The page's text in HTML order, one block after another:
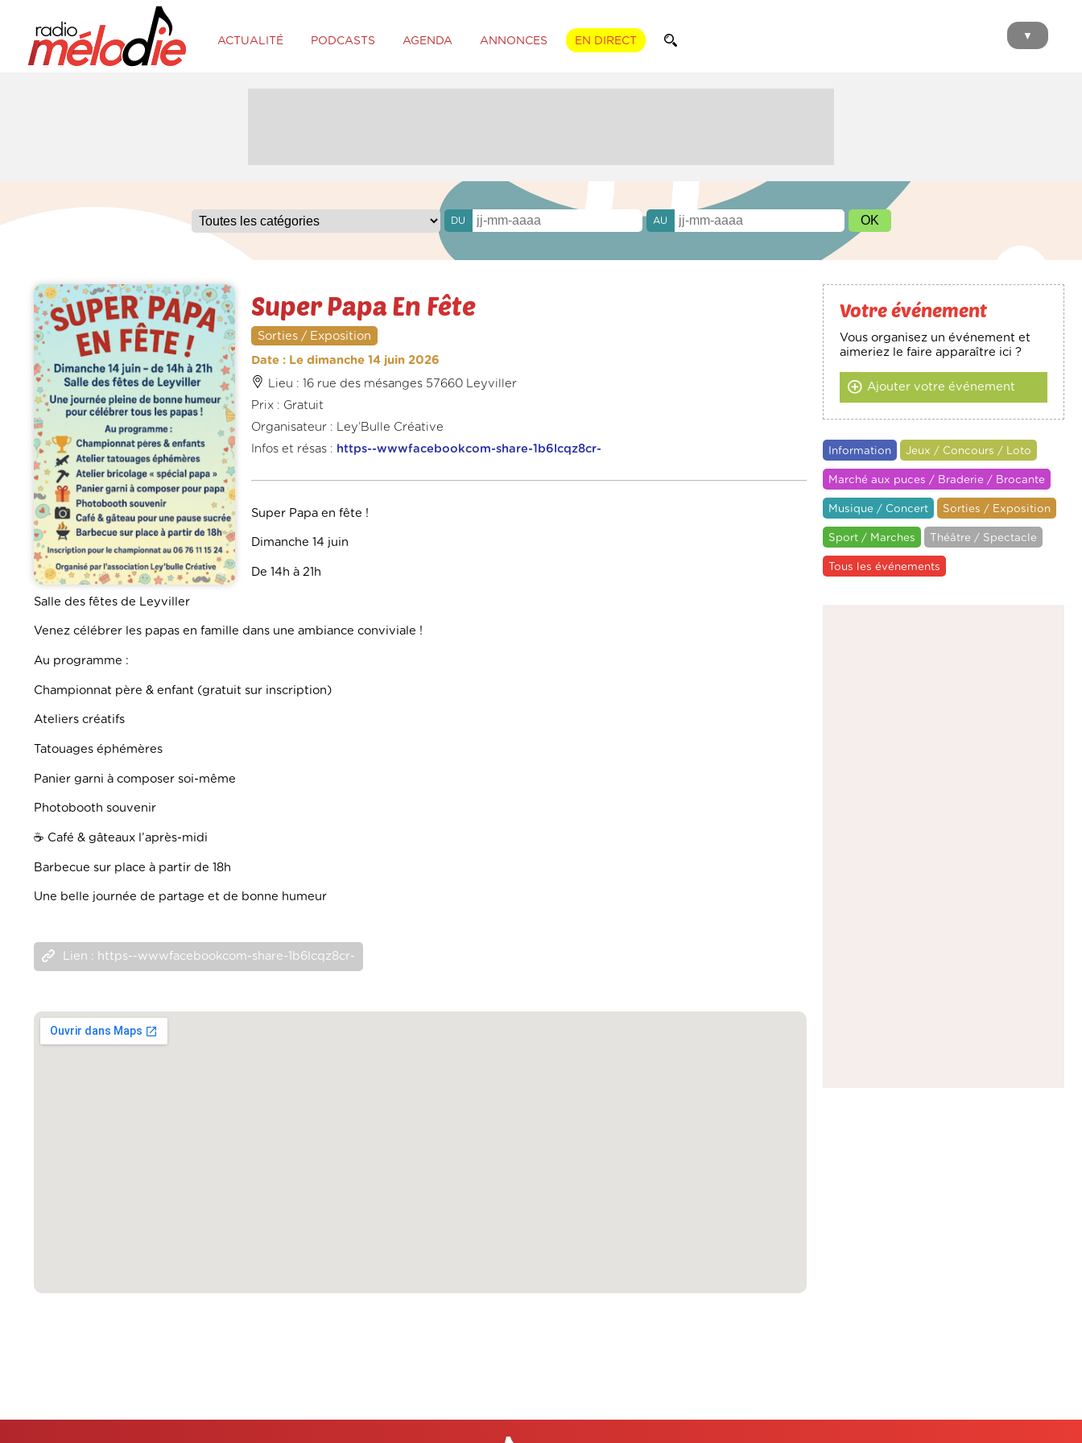
ACTUALITÉ PODCASTS AGENDA ANNONCES EN DIRECT ▼
DU AU
Super Papa En Fête
Sorties / Exposition
Date : Le dimanche 14 juin 2026
Lieu : 16 rue des mésanges 57660 Leyviller
Prix : Gratuit
Organisateur : Ley’Bulle Créative
Infos et résas : https--wwwfacebookcom-share-1b6lcqz8cr-
Super Papa en fête !
Dimanche 14 juin
De 14h à 21h
Salle des fêtes de Leyviller
Venez célébrer les papas en famille dans une ambiance conviviale !
Au programme :
Championnat père & enfant (gratuit sur inscription)
Ateliers créatifs
Tatouages éphémères
Panier garni à composer soi-même
Photobooth souvenir
☕ Café & gâteaux l’après-midi
Barbecue sur place à partir de 18h
Une belle journée de partage et de bonne humeur
Lien : https--wwwfacebookcom-share-1b6lcqz8cr-
Votre événement
Vous organisez un événement et
aimeriez le faire apparaître ici ?
Ajouter votre événement
Information Jeux / Concours / Loto
Marché aux puces / Braderie / Brocante
Musique / Concert Sorties / Exposition
Sport / Marches Théâtre / Spectacle
Tous les événements